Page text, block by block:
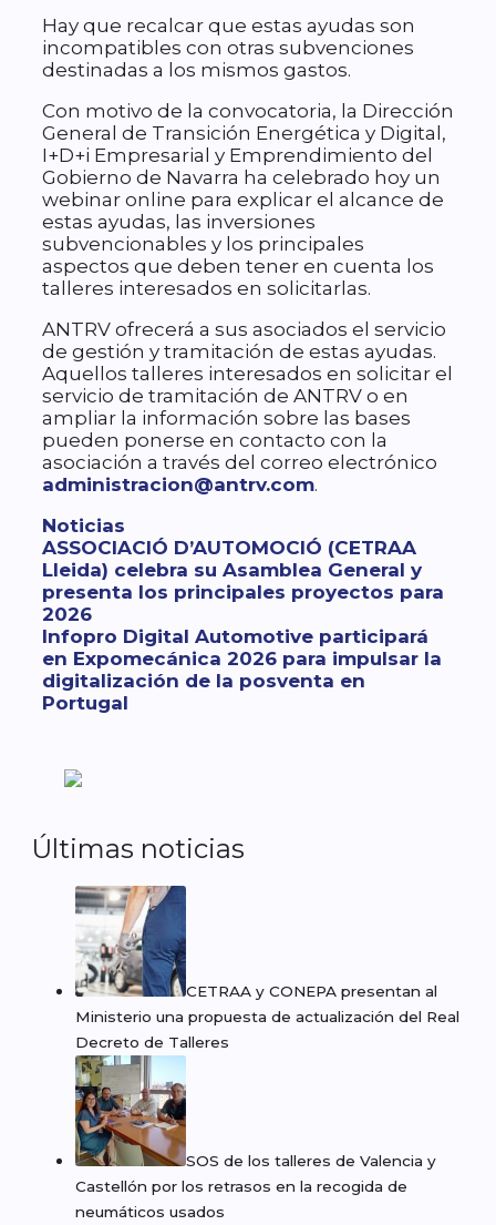
Hay que recalcar que estas ayudas son
incompatibles con otras subvenciones
destinadas a los mismos gastos.
Con motivo de la convocatoria, la Dirección
General de Transición Energética y Digital,
I+D+i Empresarial y Emprendimiento del
Gobierno de Navarra ha celebrado hoy un
webinar online para explicar el alcance de
estas ayudas, las inversiones
subvencionables y los principales
aspectos que deben tener en cuenta los
talleres interesados en solicitarlas.
ANTRV ofrecerá a sus asociados el servicio
de gestión y tramitación de estas ayudas.
Aquellos talleres interesados en solicitar el
servicio de tramitación de ANTRV o en
ampliar la información sobre las bases
pueden ponerse en contacto con la
asociación a través del correo electrónico
administracion@antrv.com.
Categorías
Noticias
ASSOCIACIÓ D’AUTOMOCIÓ (CETRAA
Lleida) celebra su Asamblea General y
presenta los principales proyectos para
2026
Infopro Digital Automotive participará
en Expomecánica 2026 para impulsar la
digitalización de la posventa en
Portugal
Últimas noticias
CETRAA y CONEPA presentan al
Ministerio una propuesta de actualización del Real
Decreto de Talleres
SOS de los talleres de Valencia y
Castellón por los retrasos en la recogida de
neumáticos usados